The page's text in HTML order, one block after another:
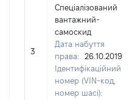
3
Спеціалізований
вантажний-
самоскид
Дата набуття
права:
26.10.2019
Ідентифікаційний
номер (VIN-код,
номер шасі):